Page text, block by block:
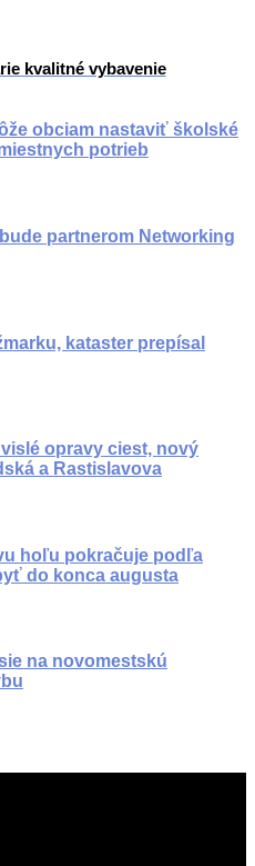
kvalitné vybavenie
obciam nastaviť školské
potrieb
partnerom Networking
kataster prepísal
opravy ciest, nový
a Rastislavova
hoľu pokračuje podľa
do konca augusta
na novomestskú